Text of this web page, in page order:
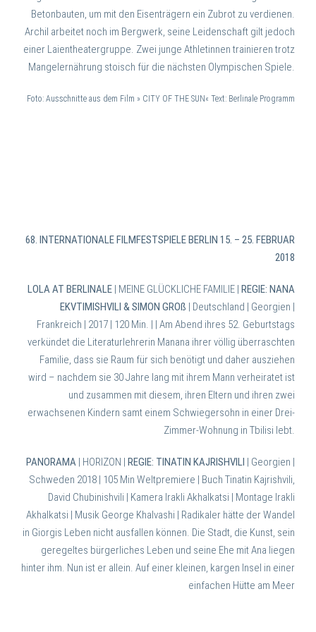
Betonbauten, um mit den Eisenträgern ein Zubrot zu verdienen.
Archil arbeitet noch im Bergwerk, seine Leidenschaft gilt jedoch
einer Laientheatergruppe. Zwei junge Athletinnen trainieren trotz
Mangelernährung stoisch für die nächsten Olympischen Spiele.
Foto: Ausschnitte aus dem Film » CITY OF THE SUN« Text: Berlinale Programm
68. INTERNATIONALE FILMFESTSPIELE BERLIN 15. – 25. FEBRUAR
2018
LOLA AT BERLINALE | MEINE GLÜCKLICHE FAMILIE | REGIE: NANA
EKVTIMISHVILI & SIMON GROß | Deutschland | Georgien |
Frankreich | 2017 | 120 Min. | | Am Abend ihres 52. Geburtstags
verkündet die Literaturlehrerin Manana ihrer völlig überraschten
Familie, dass sie Raum für sich benötigt und daher ausziehen
wird – nachdem sie 30 Jahre lang mit ihrem Mann verheiratet ist
und zusammen mit diesem, ihren Eltern und ihren zwei
erwachsenen Kindern samt einem Schwiegersohn in einer Drei-
Zimmer-Wohnung in Tbilisi lebt.
PANORAMA | HORIZON | REGIE: TINATIN KAJRISHVILI | Georgien |
Schweden 2018 | 105 Min Weltpremiere | Buch Tinatin Kajrishvili,
David Chubinishvili | Kamera Irakli Akhalkatsi | Montage Irakli
Akhalkatsi | Musik George Khalvashi | Radikaler hätte der Wandel
in Giorgis Leben nicht ausfallen können. Die Stadt, die Kunst, sein
geregeltes bürgerliches Leben und seine Ehe mit Ana liegen
hinter ihm. Nun ist er allein. Auf einer kleinen, kargen Insel in einer
einfachen Hütte am Meer